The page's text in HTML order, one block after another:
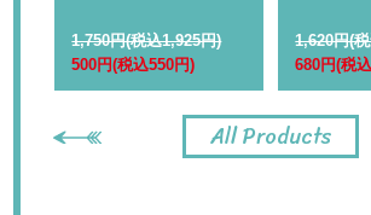
1,750円(税込1,925円)
500円(税込550円)
1,620円(
680円(税
All Products